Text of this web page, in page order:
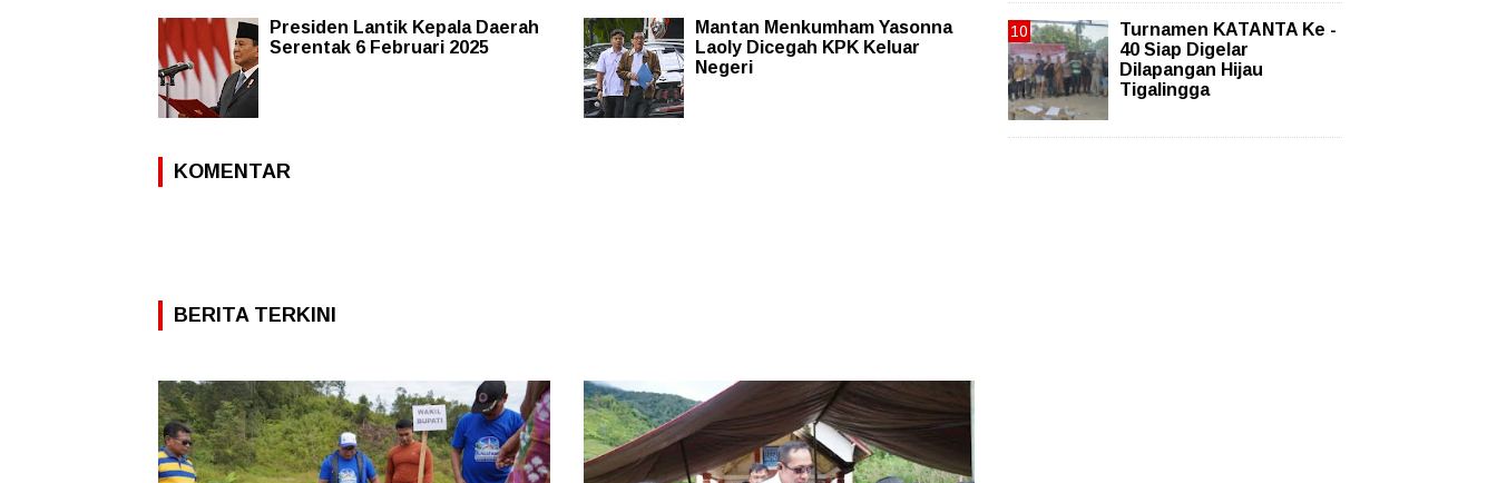
Presiden Lantik Kepala Daerah
Serentak 6 Februari 2025
Mantan Menkumham Yasonna
Laoly Dicegah KPK Keluar
Negeri
KOMENTAR
BERITA TERKINI
Turnamen KATANTA Ke -
40 Siap Digelar
Dilapangan Hijau
Tigalingga